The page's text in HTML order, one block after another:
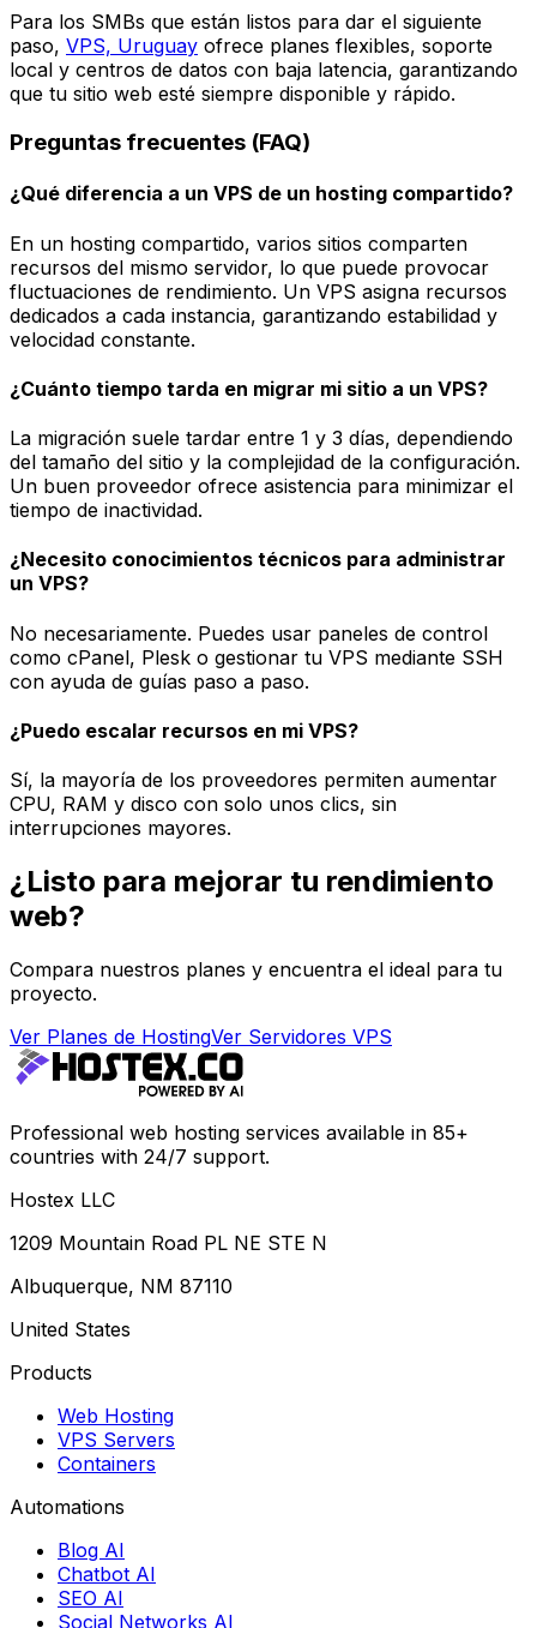
Para los SMBs que están listos para dar el siguiente
paso, VPS, Uruguay ofrece planes flexibles, soporte
local y centros de datos con baja latencia, garantizando
que tu sitio web esté siempre disponible y rápido.
Preguntas frecuentes (FAQ)
¿Qué diferencia a un VPS de un hosting compartido?
En un hosting compartido, varios sitios comparten
recursos del mismo servidor, lo que puede provocar
fluctuaciones de rendimiento. Un VPS asigna recursos
dedicados a cada instancia, garantizando estabilidad y
velocidad constante.
¿Cuánto tiempo tarda en migrar mi sitio a un VPS?
La migración suele tardar entre 1 y 3 días, dependiendo
del tamaño del sitio y la complejidad de la configuración.
Un buen proveedor ofrece asistencia para minimizar el
tiempo de inactividad.
¿Necesito conocimientos técnicos para administrar
un VPS?
No necesariamente. Puedes usar paneles de control
como cPanel, Plesk o gestionar tu VPS mediante SSH
con ayuda de guías paso a paso.
¿Puedo escalar recursos en mi VPS?
Sí, la mayoría de los proveedores permiten aumentar
CPU, RAM y disco con solo unos clics, sin
interrupciones mayores.
¿Listo para mejorar tu rendimiento
web?
Compara nuestros planes y encuentra el ideal para tu
proyecto.
Ver Planes de HostingVer Servidores VPS
Professional web hosting services available in 85+
countries with 24/7 support.
Hostex LLC
1209 Mountain Road PL NE STE N
Albuquerque, NM 87110
United States
Products
Web Hosting
VPS Servers
Containers
Automations
Blog AI
Chatbot AI
SEO AI
Social Networks AI